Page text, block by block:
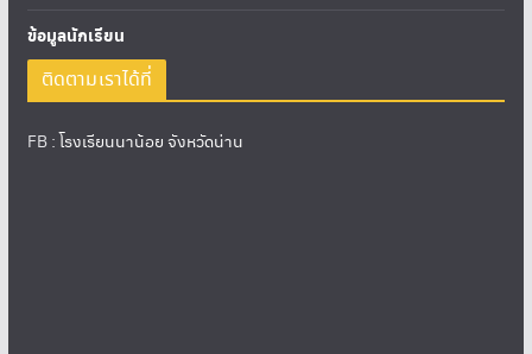
ข้อมูลนักเรียน
ติดตามเราได้ที่
FB :โรงเรียนนาน้อย จังหวัดน่าน